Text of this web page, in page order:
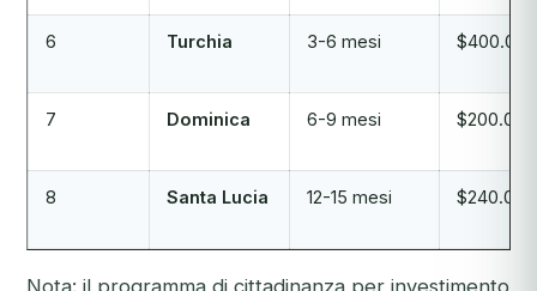
6 Turchia 3-6 mesi $400.000
7 Dominica 6-9 mesi $200.000
8 Santa Lucia 12-15 mesi $240.000
Nota: il programma di cittadinanza per investimento